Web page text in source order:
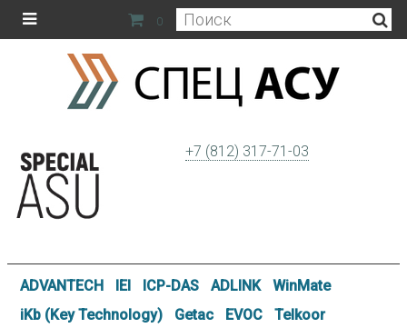
0
+7 (812) 317-71-03
ADVANTECH IEI ICP-DAS ADLINK
WinMate
iKb (Key Technology)
Getac EVOC
Telkoor